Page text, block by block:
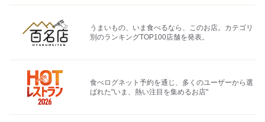
うまいもの、いま食べるなら、このお店。カテゴリ
別のランキングTOP100店舗を発表。
食べログネット予約を通じ、多くのユーザーから選
ばれた"いま、熱い注目を集めるお店"